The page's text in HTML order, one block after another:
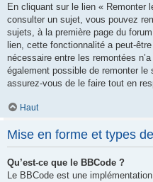
En cliquant sur le lien « Remonter
consulter un sujet, vous pouvez
sujets, à la première page du
lien, cette fonctionnalité a peut-
nécessaire entre les remontées
également possible de remonter
assurez-vous de le faire tout en
Haut
Mise en forme et types
Qu’est-ce que le BBCode ?
Le BBCode est une